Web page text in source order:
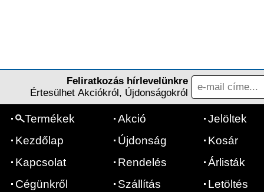
Feliratkozás hírlevelünkre
Értesülhet Akciókról, Újdonságokról
Termékek
Kezdőlap
Kapcsolat
Cégünkről
Akció
Újdonság
Rendelés
Szállítás
Jelöltek
Kosár
Árlisták
Letöltés